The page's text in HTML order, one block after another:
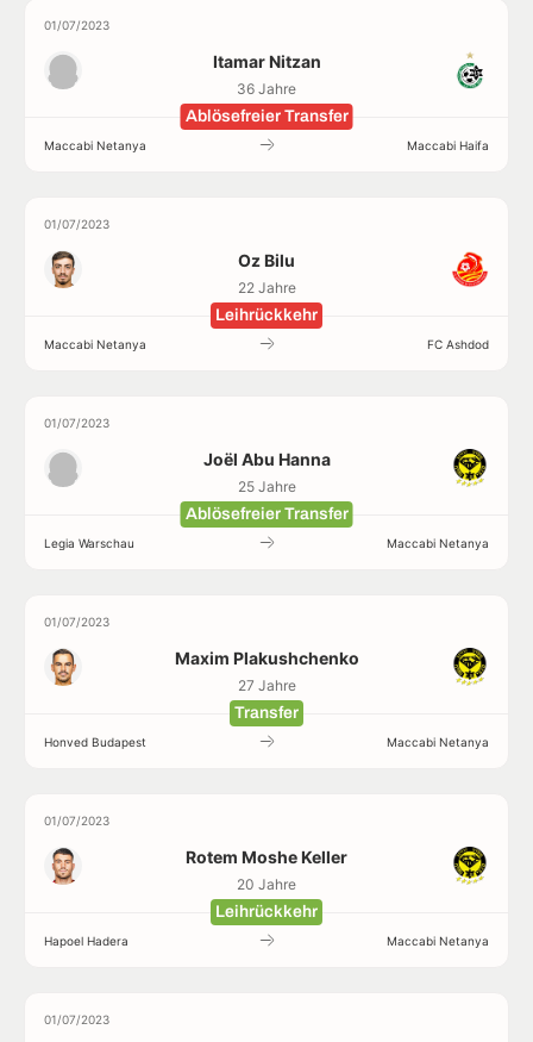
01/07/2023
Itamar Nitzan
36 Jahre
Ablösefreier Transfer
Maccabi Netanya Maccabi Haifa
01/07/2023
Oz Bilu
22 Jahre
Leihrückkehr
Maccabi Netanya FC Ashdod
01/07/2023
Joël Abu Hanna
25 Jahre
Ablösefreier Transfer
Legia Warschau Maccabi Netanya
01/07/2023
Maxim Plakushchenko
27 Jahre
Transfer
Honved Budapest Maccabi Netanya
01/07/2023
Rotem Moshe Keller
20 Jahre
Leihrückkehr
Hapoel Hadera Maccabi Netanya
01/07/2023